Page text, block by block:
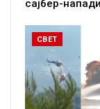
сајбер-
СВЕТ